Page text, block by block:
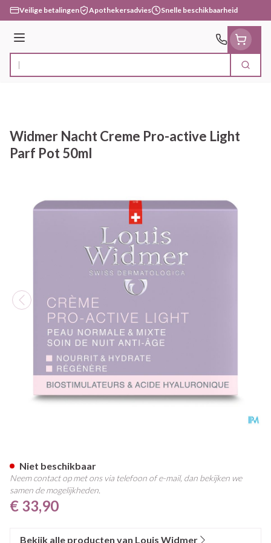
Ga naar de inhoud
Veilige betalingen Apothekersadvies Snelle beschikbaarheid
Menu
Product, merk, categorie... Zoek
Widmer Nacht Creme Pro-active Light
Parf Pot 50ml
€ 33,90
Niet beschikbaar
Neem contact op met ons via telefoon of e-mail, dan bekijken we
samen de mogelijkheden.
Bekijk alle producten van Louis Widmer